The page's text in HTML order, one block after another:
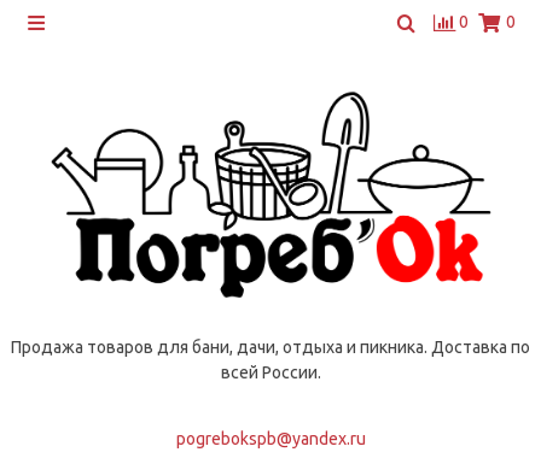
0 0
Продажа товаров для бани, дачи, отдыха и пикника. Доставка по
всей России.
pogrebokspb@yandex.ru